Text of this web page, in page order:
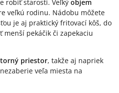
robiť starosti. Veľký objem
veľkú rodinu. Nádobu môžete
je aj praktický fritovací kôš, do
menší pekáčik či zapekaciu
priestor, takže aj napriek
veľa miesta na